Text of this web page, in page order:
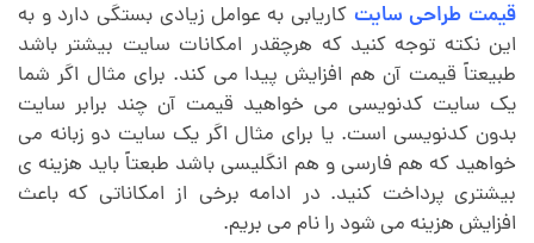
قیمت طراحی سایت کاریابی به عوامل زیادی بستگی دارد و به
این نکته توجه کنید که هرچقدر امکانات سایت بیشتر باشد
طبیعتاً قیمت آن هم افزایش پیدا می کند. برای مثال اگر شما
یک سایت کدنویسی می خواهید قیمت آن چند برابر سایت
بدون کدنویسی است. یا برای مثال اگر یک سایت دو زبانه می
خواهید که هم فارسی و هم انگلیسی باشد طبعتاً باید هزینه ی
بیشتری پرداخت کنید. در ادامه برخی از امکاناتی که باعث
افزایش هزینه می شود را نام می بریم.